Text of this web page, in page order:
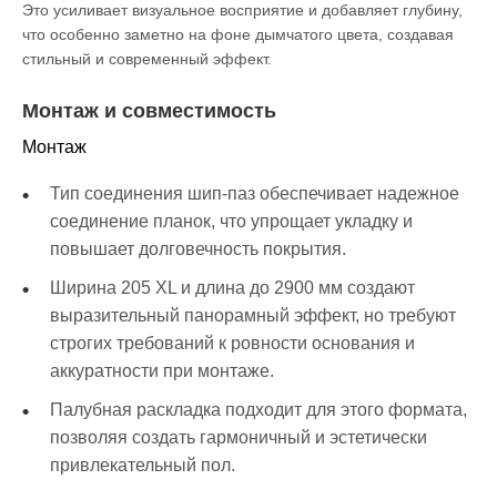
Это усиливает визуальное восприятие и добавляет глубину,
что особенно заметно на фоне дымчатого цвета, создавая
стильный и современный эффект.
Монтаж и совместимость
Монтаж
Тип соединения шип-паз обеспечивает надежное
соединение планок, что упрощает укладку и
повышает долговечность покрытия.
Ширина 205 XL и длина до 2900 мм создают
выразительный панорамный эффект, но требуют
строгих требований к ровности основания и
аккуратности при монтаже.
Палубная раскладка подходит для этого формата,
позволяя создать гармоничный и эстетически
привлекательный пол.